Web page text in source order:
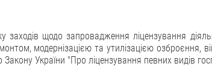
щодо запровадження ліцензування
модернізацією та утилізацією озброєння,
Закону України "Про ліцензування певних видів